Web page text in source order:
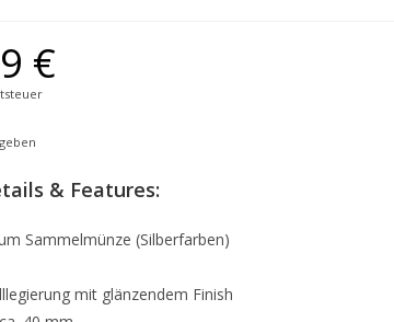
€
& Features:
Sammelmünze (Silberfarben)
mit glänzendem Finish